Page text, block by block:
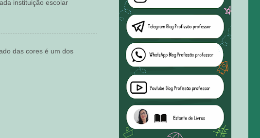
instituição escolar
das cores é um dos